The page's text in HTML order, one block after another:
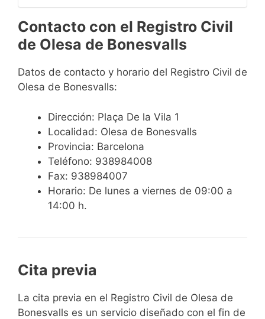
Contacto con el Registro Civil
de Olesa de Bonesvalls
Datos de contacto y horario del Registro Civil de
Olesa de Bonesvalls:
Dirección: Plaça De la Vila 1
Localidad: Olesa de Bonesvalls
Provincia: Barcelona
Teléfono: 938984008
Fax: 938984007
Horario: De lunes a viernes de 09:00 a
14:00 h.
Cita previa
​​​​​​​​​​​​​​​​​​​​​​​​​​​​La cita previa en el Registro Civil de Olesa de
Bonesvalls es un servicio diseñado con el fin de